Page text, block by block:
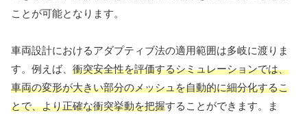
ことが可能となります。
車両設計におけるアダプティブ法の適用範囲は多岐に渡りま
す。例えば、 衝突安全性を評価するシミュレーションでは、
車両の変形が大きい部分のメッシュを自動的に細分化するこ
とで、より正確な衝突挙動を把握することができます。ま